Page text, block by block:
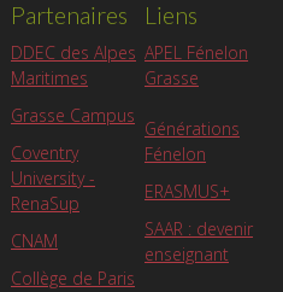
Partenaires
DDEC des Alpes
Maritimes
Grasse Campus
Coventry
University -
RenaSup
CNAM
Collège de Paris
Liens
APEL Fénelon
Grasse
Générations
Fénelon
ERASMUS+
SAAR : devenir
enseignant